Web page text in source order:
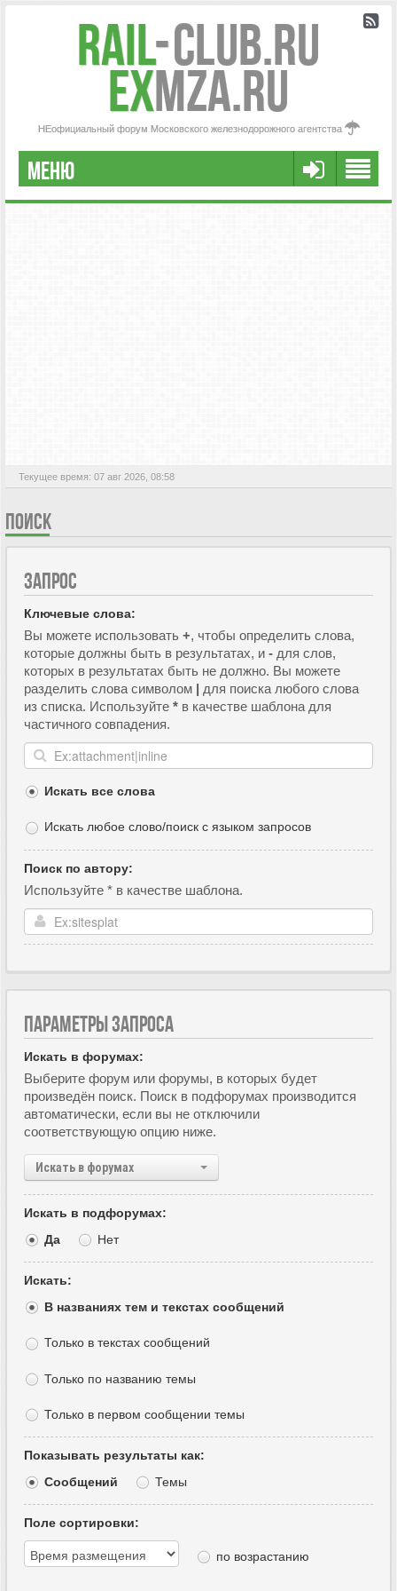
Rail-Club.RU
exMZA.RU
НЕофициальный форум Московского железнодорожного агентства
МЕНЮ
РЕГИСТРАЦИЯ
Текущее время: 07 авг 2026, 08:58
ПОИСК
ЗАПРОС
Ключевые слова:
Вы можете использовать +, чтобы определить слова,
которые должны быть в результатах, и - для слов,
которых в результатах быть не должно. Вы можете
разделить слова символом | для поиска любого слова
из списка. Используйте * в качестве шаблона для
частичного совпадения.
Искать все слова
Искать любое слово/поиск с языком запросов
Поиск по автору:
Используйте * в качестве шаблона.
ПАРАМЕТРЫ ЗАПРОСА
Искать в форумах:
Выберите форум или форумы, в которых будет
произведён поиск. Поиск в подфорумах производится
автоматически, если вы не отключили
соответствующую опцию ниже.
Искать в форумах
Искать в подфорумах:
Да
Нет
Искать:
В названиях тем и текстах сообщений
Только в текстах сообщений
Только по названию темы
Только в первом сообщении темы
Показывать результаты как:
Сообщений
Темы
Поле сортировки:
по возрастанию